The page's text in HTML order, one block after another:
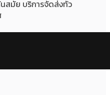
สมัย บริการจัดส่งทั่ว